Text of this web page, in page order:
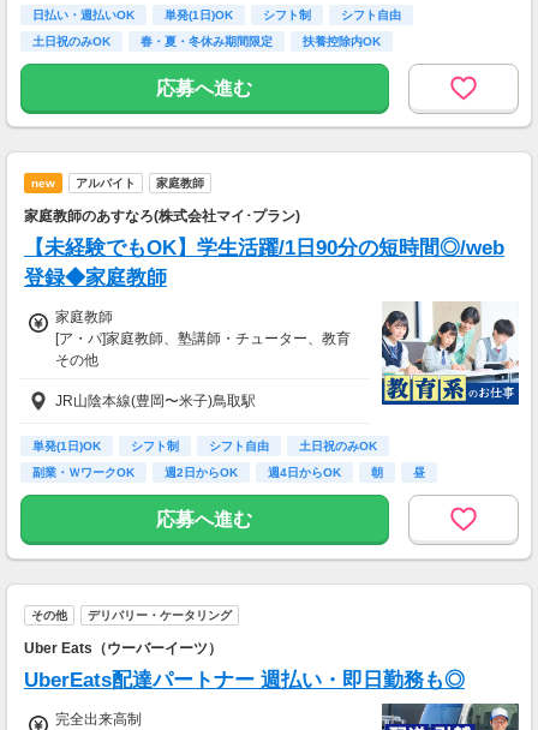
＜通常のアンケート＞
様々な商品やサービスの利用状況やご意見を伺
います。
2～3ポイントの簡単なアンケートから、数十～
数百ポイントのアンケートまで様々な種類があ
＜グループインタビュー＞
品やサービスについてお話いただきます。
1回につき、1～2時間程度で数千円程度の謝礼
がもらえます。
【交通費】
なし
日払い・週払いOK 単発(1日)OK シフト制
シフト自由
土日祝のみOK
春・夏・冬休み期間限定
扶養控除内OK
副業・ＷワークOK
週2日からOK
応募へ進む
new アルバイト 家庭教師
家庭教師のあすなろ(株式会社マイ･プラン)
【未経験でもOK】学生活躍/1日90分の短時間◎/web
登録◆家庭教師
家庭教師
[ア・パ]家庭教師、塾講師・チューター、教育
その他
[ア・パ]時給2,000円～3,500円
【給与詳細】
時給1750円＋出張交通費375円！
1コマ1.5時間～なので
1時間あたり2000円の給与となります♪
※交通費：全額支給
☆
全額支給
JR山陰本線(豊岡〜米子)鳥取駅
単発(1日)OK シフト制 シフト自由
土日祝のみOK
副業・ＷワークOK
週2日からOK 週4日からOK 朝 昼
応募へ進む
その他 デリバリー・ケータリング
Uber Eats（ウーバーイーツ）
UberEats配達パートナー 週払い・即日勤務も◎
完全出来高制